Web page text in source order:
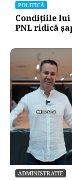
POLITICĂ
Condițiile lui
PNL ridică
ADMINISTRATIE